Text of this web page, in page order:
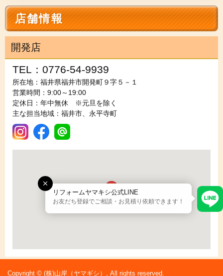
店舗情報
開発店
TEL：0776-54-9939
所在地：福井県福井市開発町９字５－１
営業時間：9:00～19:00
定休日：年中無休 ※元旦を除く
主な担当地域：福井市、永平寺町
Copyright © (株)山岸（ヤマギシ）, All rights reserved.
リフォームヤマキシ公式LINE
お友だち登録でご相談・お見積り依頼できます！